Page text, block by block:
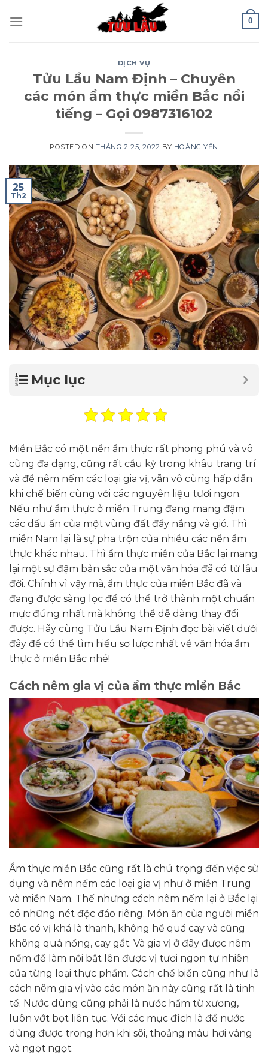
0
DỊCH VỤ
Tửu Lầu Nam Định – Chuyên
các món ẩm thực miền Bắc nổi
tiếng – Gọi 0987316102
POSTED ON THÁNG 2 25, 2022 BY HOÀNG YẾN
25
Th2
Mục lục
Miền Bắc có một nền ẩm thực rất phong phú và vô
cùng đa dạng, cũng rất cầu kỳ trong khâu trang trí
và để nêm nếm các loại gia vị, vẫn vô cùng hấp dẫn
khi chế biến cùng với các nguyên liệu tươi ngon.
Nếu như ẩm thực ở miền Trung đang mang đậm
các dấu ấn của một vùng đất đầy nắng và gió. Thì
miền Nam lại là sự pha trộn của nhiều các nền ẩm
thực khác nhau. Thì ẩm thực miền của Bắc lại mang
lại một sự đậm bản sắc của một văn hóa đã có từ lâu
đời. Chính vì vậy mà, ẩm thực của miền Bắc đã và
đang được sàng lọc để có thể trở thành một chuẩn
mực đúng nhất mà không thể dễ dàng thay đổi
được. Hãy cùng Tửu Lầu Nam Định đọc bài viết dưới
đây để có thể tìm hiểu sơ lược nhất về văn hóa ẩm
thực ở miền Bắc nhé!
Cách nêm gia vị của ẩm thực miền Bắc
Ẩm thực miền Bắc cũng rất là chú trọng đến việc sử
dụng và nêm nếm các loại gia vị như ở miền Trung
và miền Nam. Thế nhưng cách nêm nếm lại ở Bắc lại
có những nét độc đáo riêng. Món ăn của người miền
Bắc có vị khá là thanh, không hề quá cay và cũng
không quá nồng, cay gắt. Và gia vị ở đây được nêm
nếm để làm nổi bật lên được vị tươi ngon tự nhiên
của từng loại thực phẩm. Cách chế biến cũng như là
cách nêm gia vị vào các món ăn này cũng rất là tinh
tế. Nước dùng cũng phải là nước hầm từ xương,
luôn vớt bọt liên tục. Với các mục đích là để nước
dùng được trong hơn khi sôi, thoảng màu hơi vàng
và ngọt ngọt.